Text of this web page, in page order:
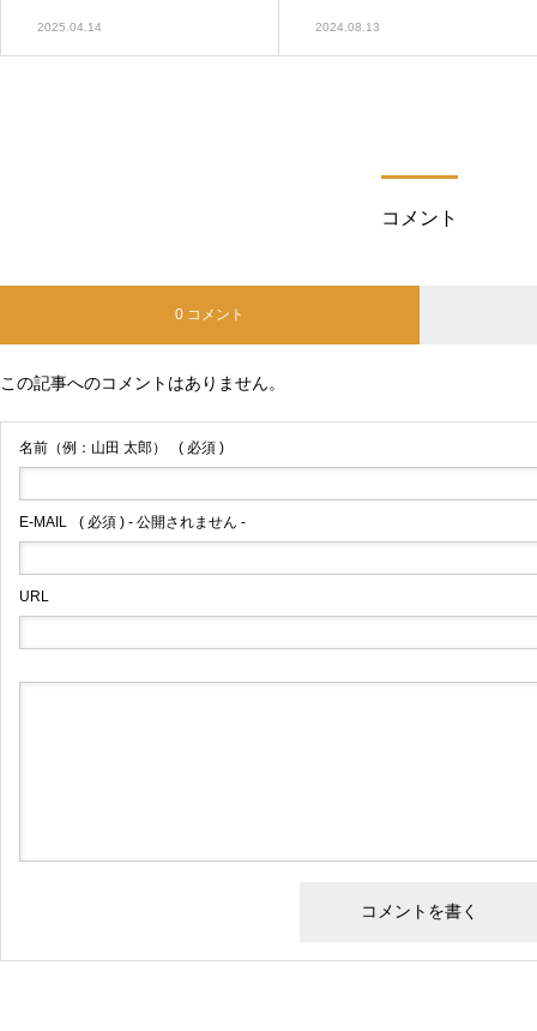
2025.04.14 2024.08.13
コメント
0 コメント
この記事へのコメントはありません。
名前（例：山田 太郎） ( 必須 )
E-MAIL ( 必須 ) - 公開されません -
URL